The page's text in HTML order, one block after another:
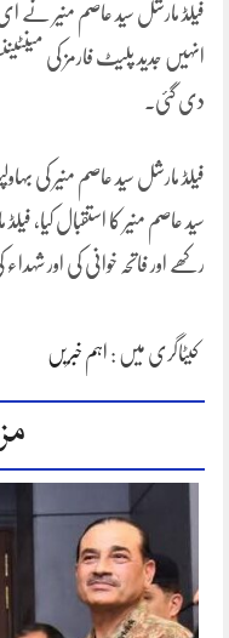
فیلڈ مارشل سید عاصم منیر نے
انہیں جدید پلیٹ فارمز کی
دی گئی۔
فیلڈ مارشل سید عاصم منیر کی
سید عاصم منیر کا استقبال کیا،
رکھے اور فاتحہ خوانی کی اور
کیٹاگری میں : اہم خبریں